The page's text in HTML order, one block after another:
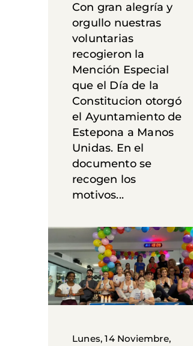
Con gran alegría y
orgullo nuestras
voluntarias
recogieron la
Mención Especial
que el Día de la
Constitucion otorgó
el Ayuntamiento de
Estepona a Manos
Unidas. En el
documento se
recogen los
motivos...
Lunes, 14 Noviembre,